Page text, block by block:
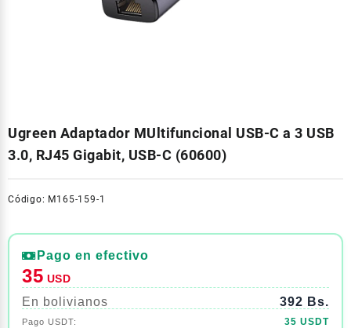
Ugreen Adaptador MUltifuncional USB-C a 3 USB
3.0, RJ45 Gigabit, USB-C (60600)
Código: M165-159-1
Pago en efectivo
35 USD
En bolivianos 392 Bs.
35 USDT